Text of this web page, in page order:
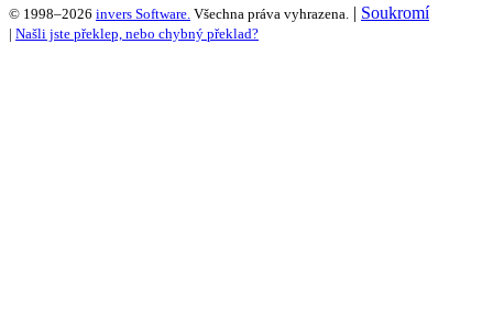
© 1998–2026 invers Software. Všechna práva vyhrazena. | Soukromí
| Našli jste překlep, nebo chybný překlad?